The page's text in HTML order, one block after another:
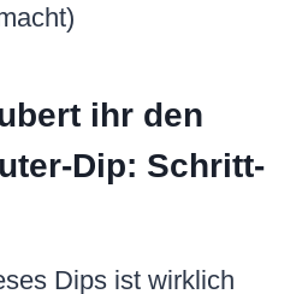
ihr den
Dip: Schritt-
Dips ist wirklich